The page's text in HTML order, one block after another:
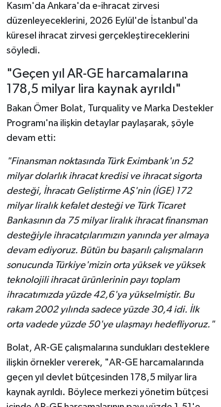
Kasım'da Ankara'da e-ihracat zirvesi
düzenleyeceklerini, 2026 Eylül'de İstanbul'da
küresel ihracat zirvesi gerçekleştireceklerini
söyledi.
"Geçen yıl AR-GE harcamalarına
178,5 milyar lira kaynak ayrıldı"
Bakan Ömer Bolat, Turquality ve Marka Destekler
Programı'na ilişkin detaylar paylaşarak, şöyle
devam etti:
"Finansman noktasında Türk Eximbank'ın 52
milyar dolarlık ihracat kredisi ve ihracat sigorta
desteği, İhracatı Geliştirme AŞ'nin (İGE) 172
milyar liralık kefalet desteği ve Türk Ticaret
Bankasının da 75 milyar liralık ihracat finansman
desteğiyle ihracatçılarımızın yanında yer almaya
devam ediyoruz. Bütün bu başarılı çalışmaların
sonucunda Türkiye'mizin orta yüksek ve yüksek
teknolojili ihracat ürünlerinin payı toplam
ihracatımızda yüzde 42,6'ya yükselmiştir. Bu
rakam 2002 yılında sadece yüzde 30,4 idi. İlk
orta vadede yüzde 50'ye ulaşmayı hedefliyoruz."
Bolat, AR-GE çalışmalarına sundukları desteklere
ilişkin örnekler vererek, "AR-GE harcamalarında
geçen yıl devlet bütçesinden 178,5 milyar lira
kaynak ayrıldı. Böylece merkezi yönetim bütçesi